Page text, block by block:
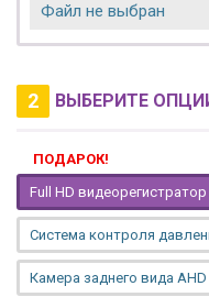
Файл не выбран
2 ВЫБЕРИТЕ
ПОДАРОК!
Full HD видеорегистратор
Система контроля
Камера заднего вида AHD